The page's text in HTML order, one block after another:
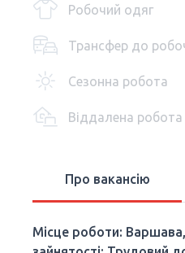
Робочий одяг
Трансфер до
Сезонна робота
Віддалена робота
Про вакансію
Місце роботи: